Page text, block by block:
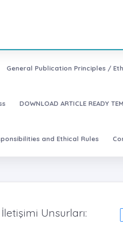
General Publication Principles /
DOWNLOAD ARTICLE READY
and Ethical Rules
Unsurları: